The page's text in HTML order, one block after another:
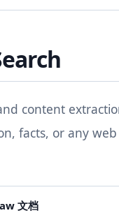
content
facts, or any
文档